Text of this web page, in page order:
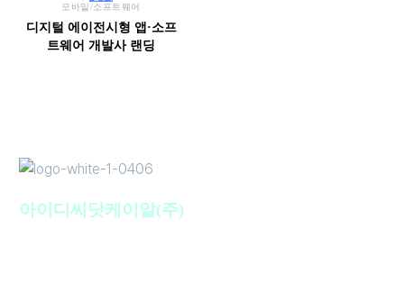
모바일/소프트웨어
디지털 에이전시형 앱·소프
트웨어 개발사 랜딩
아이디씨닷케이알(주)